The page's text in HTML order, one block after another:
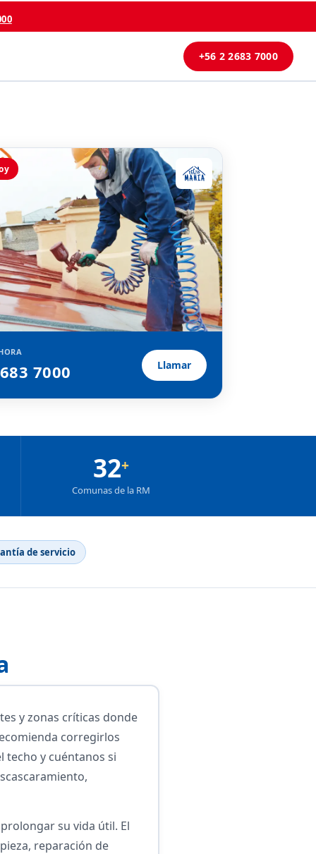
+56 2 2683 7000
7000 Llamar
32+
Comunas de la RM
de servicio
y zonas críticas donde
corregirlos
techo y cuéntanos si
su vida útil. El
reparación de